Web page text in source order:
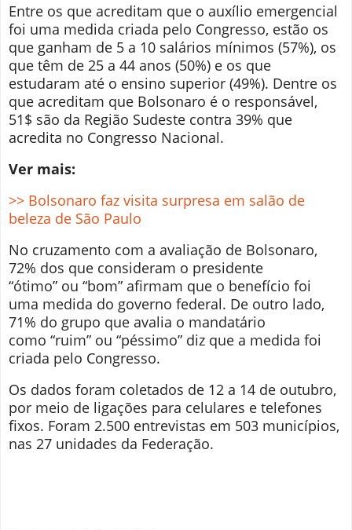
Entre os que acreditam que o auxílio emergencial
foi uma medida criada pelo Congresso, estão os
que ganham de 5 a 10 salários mínimos (57%), os
que têm de 25 a 44 anos (50%) e os que
estudaram até o ensino superior (49%). Dentre os
que acreditam que Bolsonaro é o responsável,
51$ são da Região Sudeste contra 39% que
acredita no Congresso Nacional.
Ver mais:
>> Bolsonaro faz visita surpresa em salão de
beleza de São Paulo
No cruzamento com a avaliação de Bolsonaro,
72% dos que consideram o presidente
“ótimo” ou “bom” afirmam que o benefício foi
uma medida do governo federal. De outro lado,
71% do grupo que avalia o mandatário
como “ruim” ou “péssimo” diz que a medida foi
criada pelo Congresso.
Os dados foram coletados de 12 a 14 de outubro,
por meio de ligações para celulares e telefones
fixos. Foram 2.500 entrevistas em 503 municípios,
nas 27 unidades da Federação.